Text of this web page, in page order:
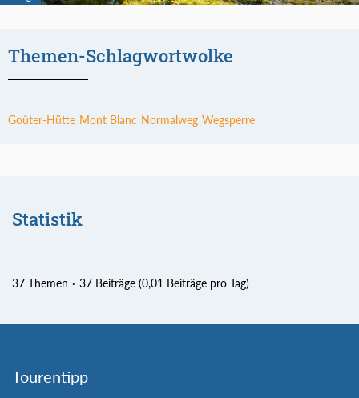
Themen-Schlagwortwolke
Goûter-Hütte Mont Blanc Normalweg Wegsperre
Statistik
37 Themen 37 Beiträge (0,01 Beiträge pro Tag)
Tourentipp